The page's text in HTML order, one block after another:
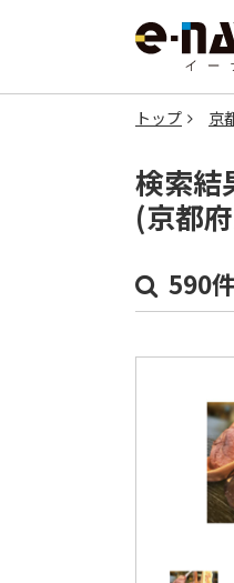
トップ 京
検索結
(京都
590